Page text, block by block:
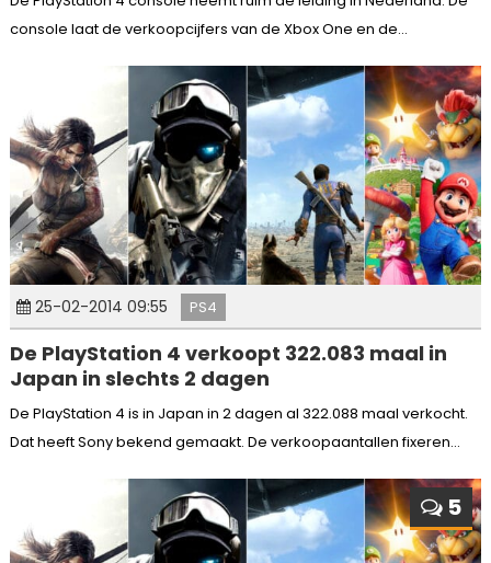
console laat de verkoopcijfers van de Xbox One en de...
25-02-2014 09:55 PS4
De PlayStation 4 verkoopt 322.083 maal in
Japan in slechts 2 dagen
De PlayStation 4 is in Japan in 2 dagen al 322.088 maal verkocht.
Dat heeft Sony bekend gemaakt. De verkoopaantallen fixeren...
5